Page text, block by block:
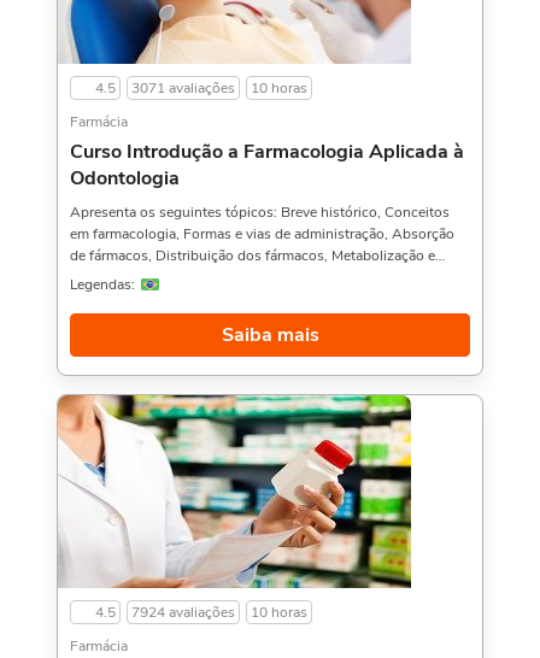
4.5 3071 avaliações
10 horas
Farmácia
Curso Introdução a Farmacologia Aplicada à
Odontologia
Apresenta os seguintes tópicos: Breve histórico, Conceitos
em farmacologia, Formas e vias de administração, Absorção
de fármacos, Distribuição dos fármacos, Metabolização e
Excreção, Receptores, Tipos de receptores, Regulação de
amidas e ésteres e Principais anestésicos locais.Uma dica
seria aproveitar e ver também Curso de Farmacologia Aplicada
Legendas:
Saiba mais
4.5 7924 avaliações
10 horas
Farmácia